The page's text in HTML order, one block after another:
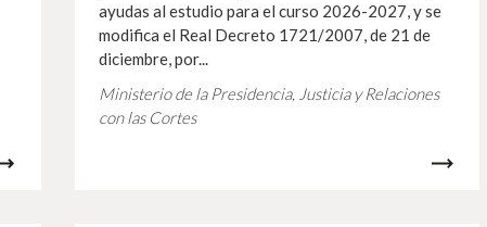
ayudas al estudio para el curso 2026-2027, y se
modifica el Real Decreto 1721/2007, de 21 de
diciembre, por...
Ministerio de la Presidencia, Justicia y Relaciones
con las Cortes